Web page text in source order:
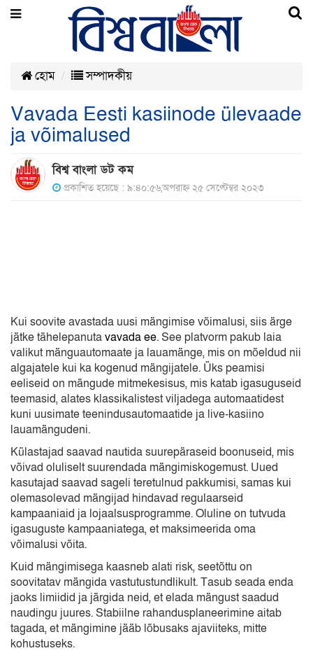
হোম সম্পাদকীয়
Vavada Eesti kasiinode ülevaade
ja võimalused
বিশ্ব বাংলা ডট কম
প্রকাশিত হয়েছে : ৯:৪০:৫৬,অপরাহ্ন ২৫ সেপ্টেম্বর ২০২৩
Kui soovite avastada uusi mängimise võimalusi, siis ärge
jätke tähelepanutavavada ee. See platvorm pakub laia
valikut mänguautomaate ja lauamänge, mis on mõeldud nii
algajatele kui ka kogenud mängijatele. Üks peamisi
eeliseid on mängude mitmekesisus, mis katab igasuguseid
teemasid, alates klassikalistest viljadega automaatidest
kuni uusimate teenindusautomaatide ja live-kasiino
lauamängudeni.
Külastajad saavad nautida suurepäraseid boonuseid, mis
võivad oluliselt suurendada mängimiskogemust. Uued
kasutajad saavad sageli teretulnud pakkumisi, samas kui
olemasolevad mängijad hindavad regulaarseid
kampaaniaid ja lojaalsusprogramme. Oluline on tutvuda
igasuguste kampaaniatega, et maksimeerida oma
võimalusi võita.
Kuid mängimisega kaasneb alati risk, seetõttu on
soovitatav mängida vastutustundlikult. Tasub seada enda
jaoks limiidid ja järgida neid, et elada mängust saadud
naudingu juures. Stabiilne rahandusplaneerimine aitab
tagada, et mängimine jääb lõbusaks ajaviiteks, mitte
kohustuseks.